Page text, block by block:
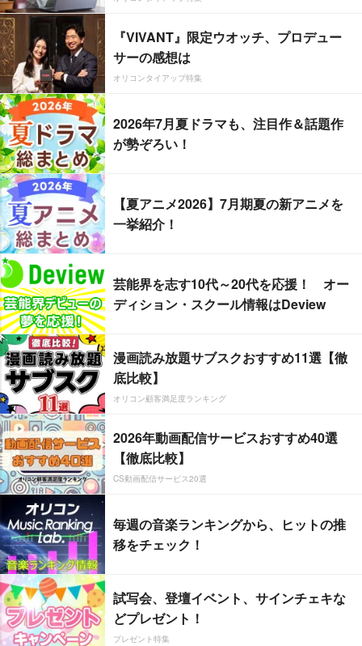
『VIVANT』限定ウオッチ、プロデュー
サーの感想は
オリコンタイアップ特集
2026年7月夏ドラマも、注目作＆話題作
が勢ぞろい！
【夏アニメ2026】7月期夏の新アニメを
一挙紹介！
芸能界を志す10代～20代を応援！ オー
ディション・スクール情報はDeview
漫画読み放題サブスクおすすめ11選【徹
底比較】
オリコン顧客満足度ランキング
2026年動画配信サービスおすすめ40選
【徹底比較】
CS動画配信サービス20選
毎週の音楽ランキングから、ヒットの推
移をチェック！
試写会、登壇イベント、サインチェキな
どプレゼント！
プレゼント特集